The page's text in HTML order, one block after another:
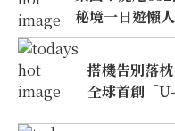
秘境一日遊懶
搭機告別落
全球首創「